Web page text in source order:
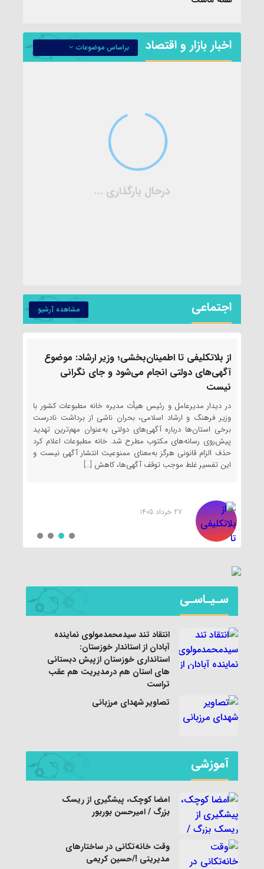
اخبار بازار و اقتصاد براساس موضوعات
درحال بارگذاری ...
اجتماعی مشاهده آرشیو
از بلاتکلیفی تا اطمینان‌بخشی؛ وزیر ارشاد: موضوع
آگهی‌های دولتی انجام می‌شود و جای نگرانی
نیست
در دیدار مدیرعامل و رئیس هیأت مدیره خانه مطبوعات کشور با
وزیر فرهنگ و ارشاد اسلامی، بحران ناشی از برداشت نادرست
برخی استان‌ها درباره آگهی‌های دولتی به‌عنوان مهم‌ترین تهدید
پیش‌روی رسانه‌های مکتوب مطرح شد. خانه مطبوعات اعلام کرد
حذف الزام قانونی هرگز به‌معنای ممنوعیت انتشار آگهی نیست و
این تفسیر غلط موجب توقف آگهی‌ها، کاهش […]
27 خرداد 1405
سـیـاسـی
انتقاد تند سیدمحمدمولوی نماینده
آبادان از استاندار خوزستان:
استانداری خوزستان ازپیش دبستانی
های استان هم درمدیریت هم عقب
تراست
تصاویر شهدای مرزبانی
آموزشی
امضا کوچک، پیشگیری از ریسک
بزرگ / امیرحسن بوربور
وقت خانه‌تکانی در ساختارهای
مدیریتی !/حسین کریمی